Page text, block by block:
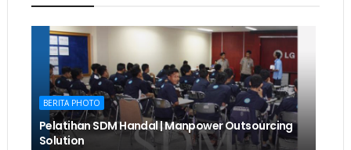
BERITA PHOTO
Pelatihan SDM Handal | Manpower Outsourcing
Solution